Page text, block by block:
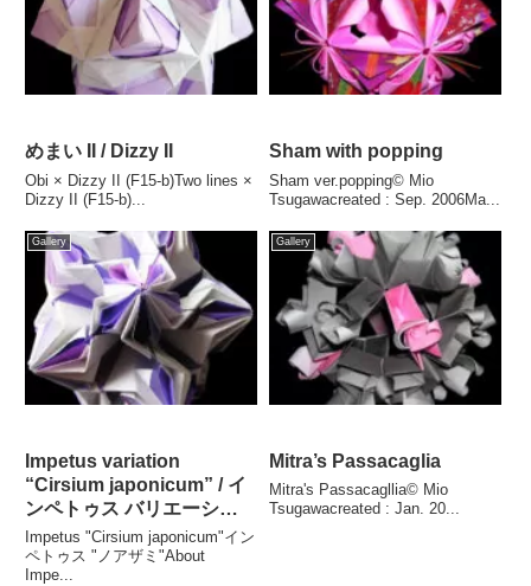
めまい II / Dizzy II
Obi × Dizzy II (F15-b)Two lines ×
Dizzy II (F15-b)...
Sham with popping
Sham ver.popping© Mio
Tsugawacreated : Sep. 2006Ma...
Gallery
Impetus variation
“Cirsium japonicum” / イ
ンペトゥス バリエーショ
ン 「ノアザミ」
Impetus "Cirsium japonicum"イン
ペトゥス "ノアザミ"About
Impe...
Gallery
Mitra’s Passacaglia
Mitra's Passacagllia© Mio
Tsugawacreated : Jan. 20...